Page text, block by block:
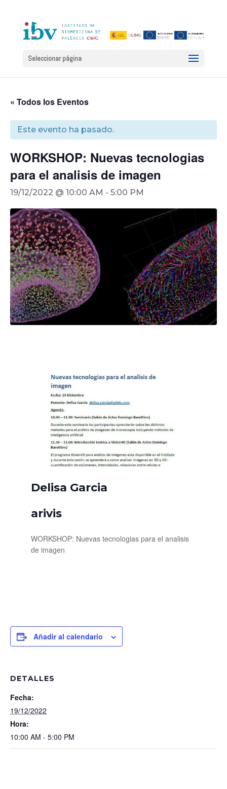
Seleccionar página
« Todos los Eventos
Este evento ha pasado.
WORKSHOP: Nuevas tecnologias
para el analisis de imagen
19/12/2022 @ 10:00 AM - 5:00 PM
Delisa Garcia
arivis
WORKSHOP: Nuevas tecnologias para el analisis
de imagen
Añadir al calendario
DETALLES
Fecha:
19/12/2022
Hora:
10:00 AM - 5:00 PM